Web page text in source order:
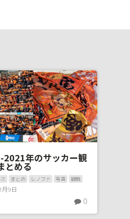
年のサッカー観
とめる
まとめ レノファ 写真 観戦
9日
0